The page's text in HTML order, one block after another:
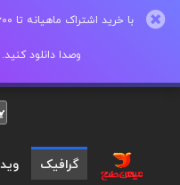
وصدا دانلود کنید.
گرافیک